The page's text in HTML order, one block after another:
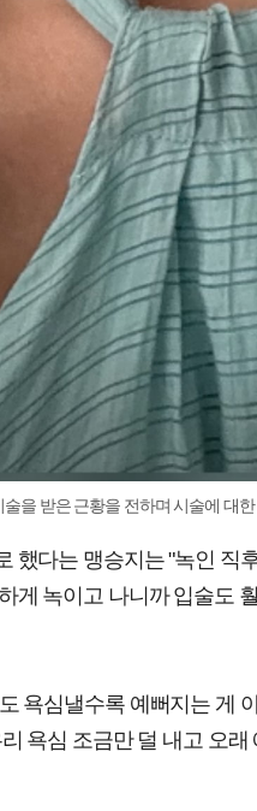
을 받은 근황을 전하며 시술에 대
했다는 맹승지는 "녹인 직
게 녹이고 나니까 입술도
욕심낼수록 예뻐지는 게
욕심 조금만 덜 내고 오